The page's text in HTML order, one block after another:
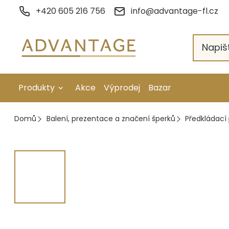
+420 605 216 756 info@advantage-fl.cz
Produkty
Galvanické pokovení
Strojní obrábění
Akce Výprodej Bazar
Domů Balení, prezentace a značení šperků Předkládací